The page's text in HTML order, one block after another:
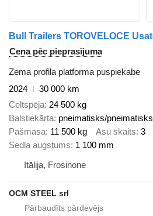
Cena pēc pieprasījuma
Zema profila platforma puspiekabe
2024
30 000 km
Celtspēja 24 500 kg
Balstiekārta pneimatisks/pneimatisks
Pašmasa 11 500 kg Asu skaits 3
Sedla augstums 1 100 mm
Itālija, Frosinone
OCM STEEL srl